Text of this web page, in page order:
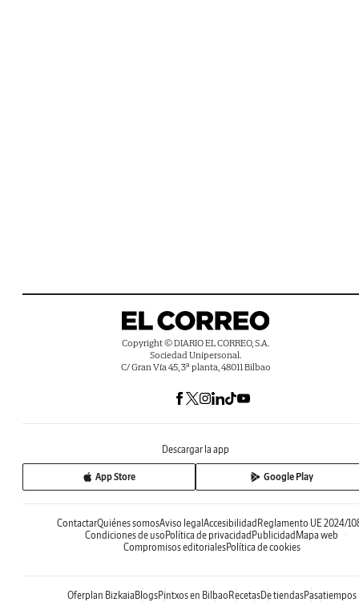
Copyright © DIARIO EL CORREO, S.A.
Sociedad Unipersonal.
C/ Gran Vía 45, 3ª planta, 48011 Bilbao
Descargar la app
App Store Google Play
ContactarQuiénes somosAviso legalAccesibilidadReglamento UE 2024/
Condiciones de usoPolítica de privacidadPublicidadMapa web
Compromisos editorialesPolítica de cookies
Oferplan BizkaiaBlogsPintxos en BilbaoRecetasDe tiendasPasatiempos